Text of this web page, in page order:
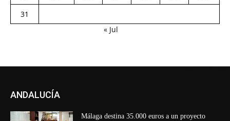
31
« Jul
ANDALUCÍA
Málaga destina 35.000 euros a un proyecto